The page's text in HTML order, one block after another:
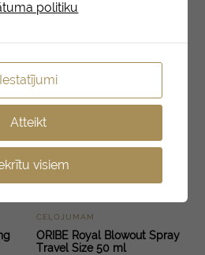
CEĻOJUMAM
ORIBE Royal Blowout Spray
Travel Size 50 ml
politiku
Iestatījumi
Atteikt
visiem